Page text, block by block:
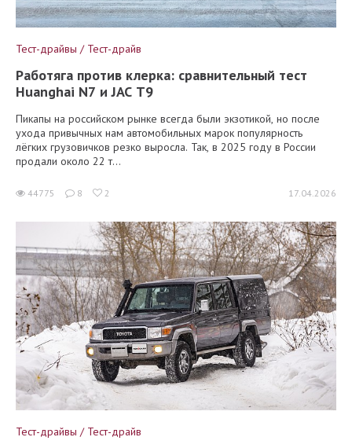
Тест-драйвы / Тест-драйв
Работяга против клерка: сравнительный тест
Huanghai N7 и JAC T9
Пикапы на российском рынке всегда были экзотикой, но после
ухода привычных нам автомобильных марок популярность
лёгких грузовичков резко выросла. Так, в 2025 году в России
продали около 22 т...
44775 8 2 17.04.2026
Тест-драйвы / Тест-драйв